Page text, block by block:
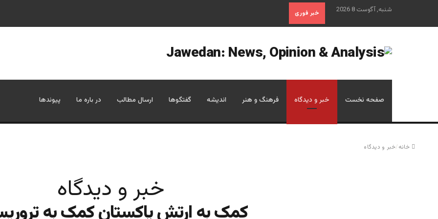
شنبه, آگوست 8 2026 خبر فوری
صفحه نخست خبر و دیدگاه فرهنگ و هنر اندیشه گفتگوها ارسال مطالب در باره ما پیوندها
خانه/خبر و دیدگاه
خبر و دیدگاه
کمک به ارتش پاکستان کمک به